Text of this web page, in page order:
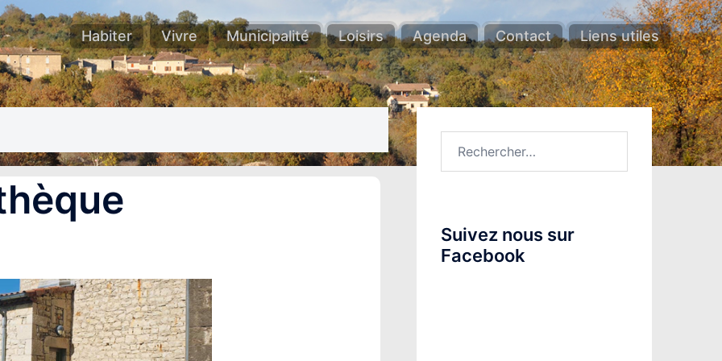
Habiter Vivre Municipalité Loisirs Agenda Contact Liens utiles
Suivez nous sur
Facebook